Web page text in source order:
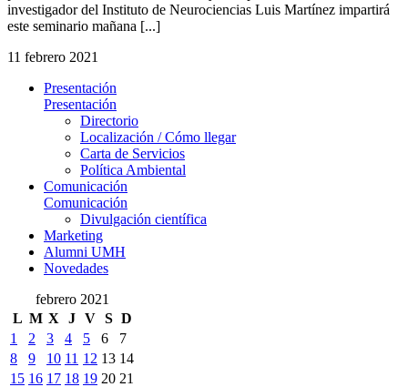
investigador del Instituto de Neurociencias Luis Martínez impartirá
este seminario mañana [...]
11 febrero 2021
Presentación
Presentación
Directorio
Localización / Cómo llegar
Carta de Servicios
Política Ambiental
Comunicación
Comunicación
Divulgación científica
Marketing
Alumni UMH
Novedades
febrero 2021
L M X J V S D
1
2 3 4 5 6
7
8
9 10 11 12 13 14
15 16 17 18 19 20 21